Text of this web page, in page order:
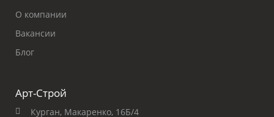
О компании
Вакансии
Блог
Арт-Строй
Курган, Макаренко, 16Б/4